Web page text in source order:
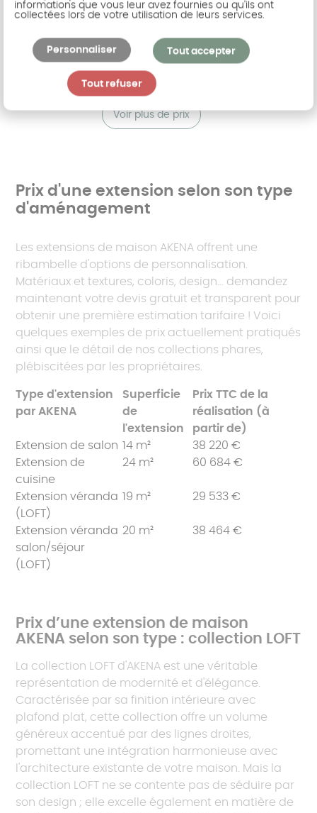
extensions de
maison
Voir plus de prix
Prix d'une extension selon son type
d'aménagement
Les extensions de maison AKENA offrent une
ribambelle d'options de personnalisation.
Matériaux et textures, coloris, design... demandez
maintenant votre devis gratuit et transparent pour
obtenir une première estimation tarifaire ! Voici
quelques exemples de prix actuellement pratiqués
ainsi que le détail de nos collections phares,
plébiscitées par les propriétaires.
Type d'extension
par AKENA
Superficie
de
l'extension
Prix TTC de la
réalisation (à
partir de)
Extension de salon 14 m²
38 220 €
Extension de
cuisine
24 m² 60 684 €
Extension véranda
(LOFT)
19 m² 29 533 €
Extension véranda
salon/séjour
(LOFT)
20 m² 38 464 €
Prix d’une extension de maison
AKENA selon son type : collection LOFT
La collection LOFT d'AKENA est une véritable
représentation de modernité et d'élégance.
Caractérisée par sa finition intérieure avec
plafond plat, cette collection offre un volume
généreux accentué par des lignes droites,
promettant une intégration harmonieuse avec
l'architecture existante de votre maison. Mais la
collection LOFT ne se contente pas de séduire par
son design ; elle excelle également en matière de
informations que vous leur avez fournies ou qu'ils ont
collectées lors de votre utilisation de leurs services.
Tout accepter
Tout refuser
Personnaliser